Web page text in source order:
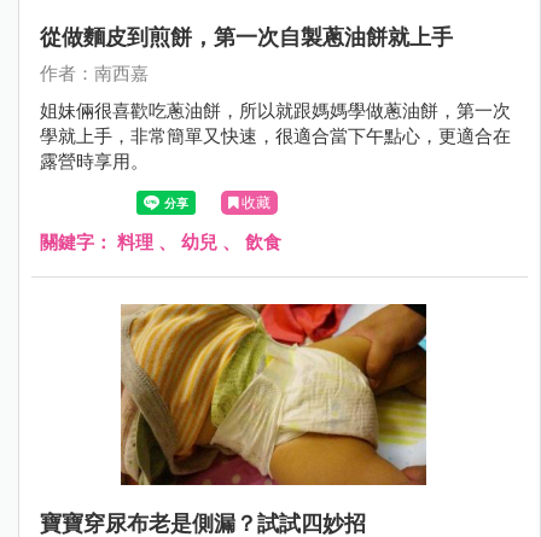
從做麵皮到煎餅，第一次自製蔥油餅就上手
作者：南西嘉
姐妹倆很喜歡吃蔥油餅，所以就跟媽媽學做蔥油餅，第一次
學就上手，非常簡單又快速，很適合當下午點心，更適合在
露營時享用。
收藏
關鍵字： 料理 、 幼兒 、 飲食
寶寶穿尿布老是側漏？試試四妙招